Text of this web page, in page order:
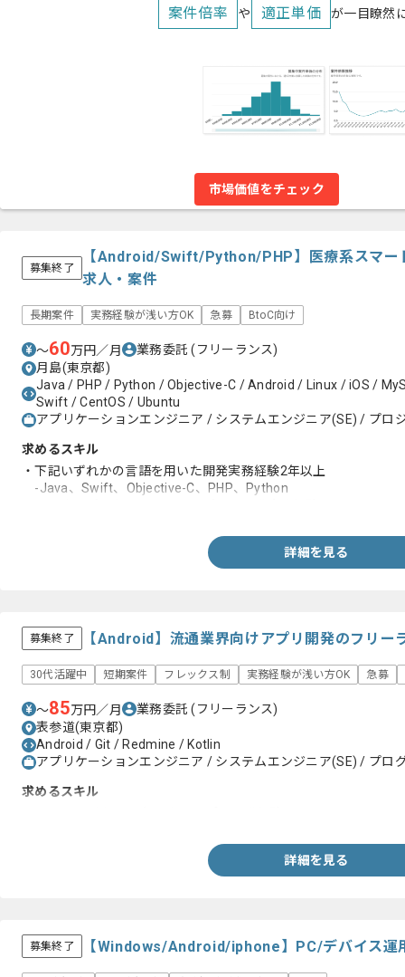
案件倍率 や 適正単価 が一目瞭然
市場価値をチェック
募集終了
【Android/Swift/Python/PHP】医療系スマー
求人・案件
長期案件 実務経験が浅い方OK 急募 BtoC向け
〜60万円／月 業務委託(フリーランス)
月島(東京都)
Java / PHP / Python / Objective-C / Android / Linux / iOS /
Swift / CentOS / Ubuntu
アプリケーションエンジニア / システムエンジニア(SE) / プロ
求めるスキル
・下記いずれかの言語を用いた開発実務経験2年以上
-Java、Swift、Objective-C、PHP、Python
詳細を見る
募集終了 【Android】流通業界向けアプリ開発のフリー
30代活躍中 短期案件 フレックス制 実務経験が浅い方OK 急募
〜85万円／月 業務委託(フリーランス)
表参道(東京都)
Android / Git / Redmine / Kotlin
アプリケーションエンジニア / システムエンジニア(SE) / プロ
求めるスキル
詳細を見る
募集終了 【Windows/Android/iphone】PC/デバイス運